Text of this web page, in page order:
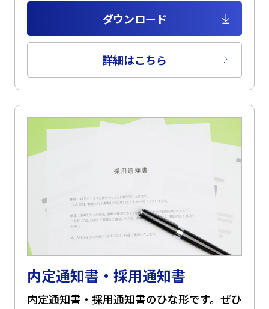
ダウンロード
詳細はこちら
内定通知書・採用通知書
内定通知書・採用通知書のひな形です。ぜひ